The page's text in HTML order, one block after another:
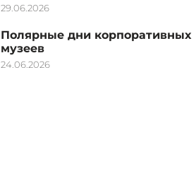
29.06.2026
Полярные дни корпоративных
музеев
24.06.2026